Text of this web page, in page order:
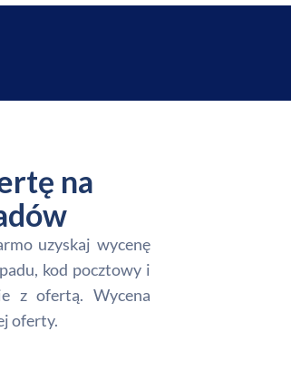
na
uzyskaj wycenę
kod pocztowy i
z ofertą. Wycena
oferty.